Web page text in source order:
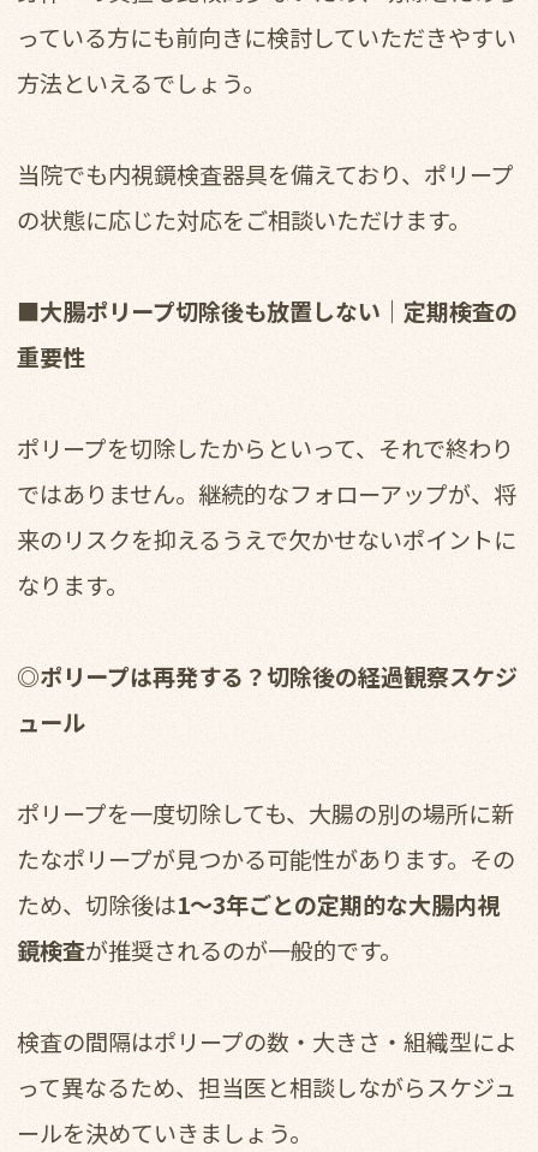
っている方にも前向きに検討していただきやすい
方法といえるでしょう。
当院でも内視鏡検査器具を備えており、ポリープ
の状態に応じた対応をご相談いただけます。
■大腸ポリープ切除後も放置しない｜定期検査の
重要性
ポリープを切除したからといって、それで終わり
ではありません。継続的なフォローアップが、将
来のリスクを抑えるうえで欠かせないポイントに
なります。
◎ポリープは再発する？切除後の経過観察スケジ
ュール
ポリープを一度切除しても、大腸の別の場所に新
たなポリープが見つかる可能性があります。その
ため、切除後は1〜3年ごとの定期的な大腸内視
鏡検査が推奨されるのが一般的です。
検査の間隔はポリープの数・大きさ・組織型によ
って異なるため、担当医と相談しながらスケジュ
ールを決めていきましょう。